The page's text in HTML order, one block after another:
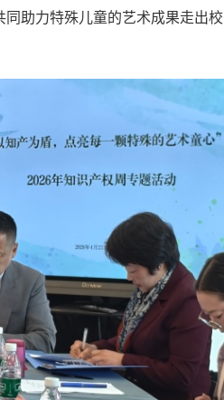
助力特殊儿童的艺术成果走出校